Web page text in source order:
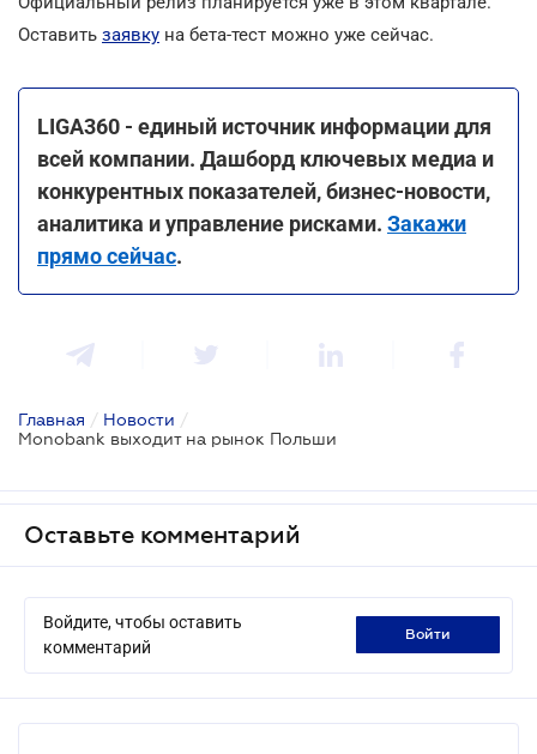
Оставить заявку на бета-тест можно уже сейчас.
LIGA360 - единый источник информации для
всей компании. Дашборд ключевых медиа и
конкурентных показателей, бизнес-новости,
аналитика и управление рисками. Закажи
прямо сейчас.
Главная / Новости /
Monobank выходит на рынок Польши
Оставьте комментарий
Войдите, чтобы оставить
комментарий
войти